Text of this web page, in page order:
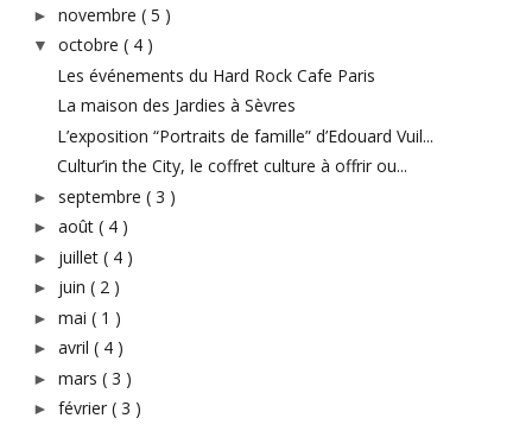
► novembre ( 5 )
▼ octobre ( 4 )
Les événements du Hard Rock Cafe Paris
La maison des Jardies à Sèvres
L’exposition “Portraits de famille” d’Edouard Vuil...
Cultur’in the City, le coffret culture à offrir ou...
► septembre ( 3 )
► août ( 4 )
► juillet ( 4 )
► juin ( 2 )
► mai ( 1 )
► avril ( 4 )
► mars ( 3 )
► février ( 3 )